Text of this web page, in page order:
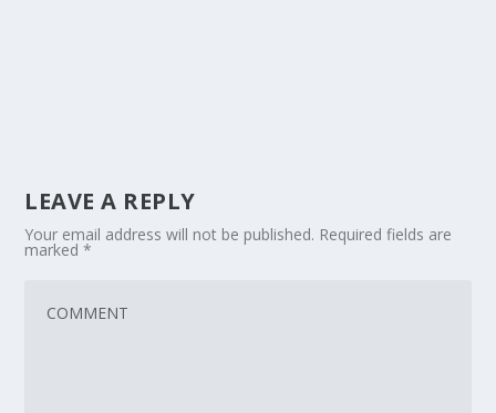
LEAVE A REPLY
Your email address will not be published. Required fields are
marked*